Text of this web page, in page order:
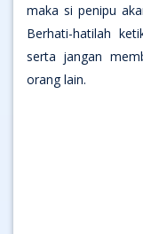
maka si penipu
Berhati-hatilah
serta jangan
orang lain.